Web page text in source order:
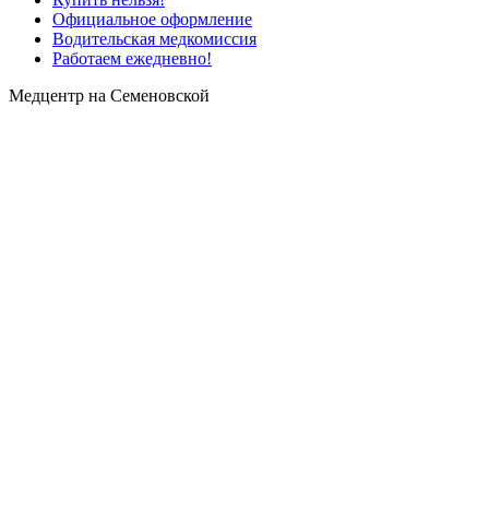
Официальное оформление
Водительская медкомиссия
Работаем ежедневно!
Медцентр на Семеновской